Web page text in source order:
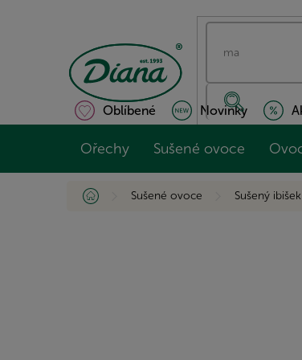
Oblíbené Novinky
Ořechy Sušené ovoce
Domů Sušené ovoce Sušený ibišek